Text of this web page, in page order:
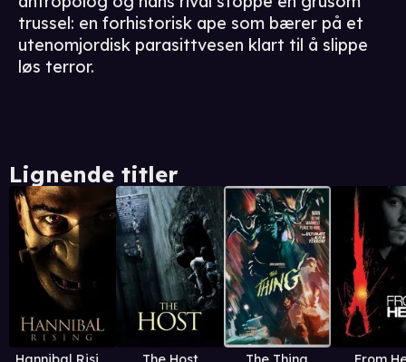
trussel: en forhistorisk ape som bærer på et
utenomjordisk parasittvesen klart til å slippe
løs terror.
Lignende titler